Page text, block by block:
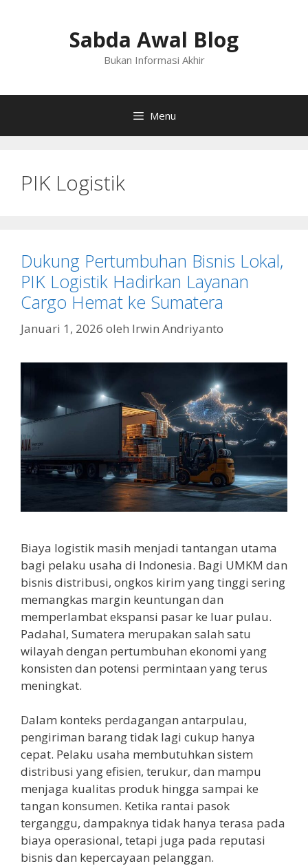
Sabda Awal Blog
Bukan Informasi Akhir
Menu
PIK Logistik
Dukung Pertumbuhan Bisnis Lokal,
PIK Logistik Hadirkan Layanan
Cargo Hemat ke Sumatera
Januari 1, 2026 oleh Irwin Andriyanto
Biaya logistik masih menjadi tantangan utama
bagi pelaku usaha di Indonesia. Bagi UMKM dan
bisnis distribusi, ongkos kirim yang tinggi sering
memangkas margin keuntungan dan
memperlambat ekspansi pasar ke luar pulau.
Padahal, Sumatera merupakan salah satu
wilayah dengan pertumbuhan ekonomi yang
konsisten dan potensi permintaan yang terus
meningkat.
Dalam konteks perdagangan antarpulau,
pengiriman barang tidak lagi cukup hanya
cepat. Pelaku usaha membutuhkan sistem
distribusi yang efisien, terukur, dan mampu
menjaga kualitas produk hingga sampai ke
tangan konsumen. Ketika rantai pasok
terganggu, dampaknya tidak hanya terasa pada
biaya operasional, tetapi juga pada reputasi
bisnis dan kepercayaan pelanggan.